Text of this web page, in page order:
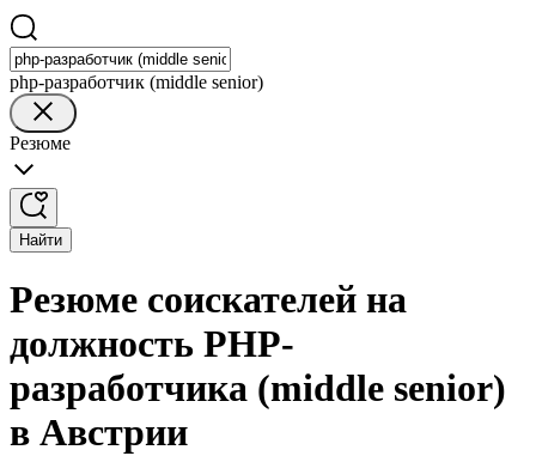
php-разработчик (middle senior)
Резюме
Найти
Резюме соискателей на
должность PHP-
разработчика (middle senior)
в Австрии